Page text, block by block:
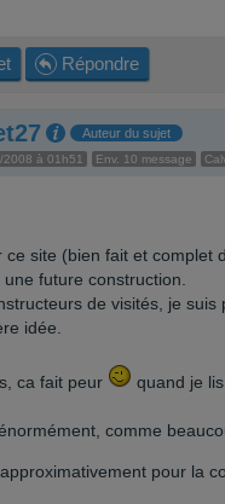
Répondre
Auteur du sujet
2008 à 01h51 Env. 10 message
ce site (bien fait et
future construction.
de visités, je
idée.
ca fait peur quand je
comme
pour la